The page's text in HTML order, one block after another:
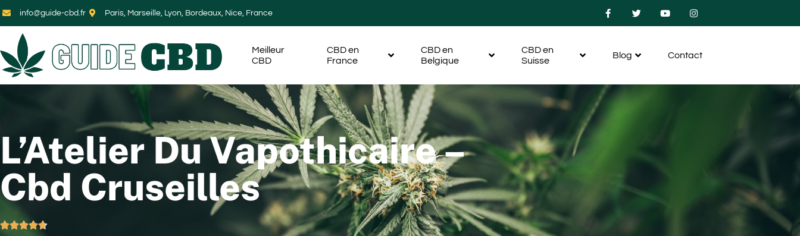
info@guide-cbd.fr Paris, Marseille, Lyon, Bordeaux, Nice, France
Meilleur
CBD
CBD en
France
CBD en
Belgique
CBD en
Suisse
Blog Contact
L’Atelier Du Vapothicaire –
Cbd Cruseilles
